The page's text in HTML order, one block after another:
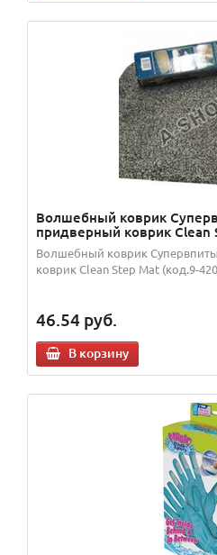
Волшебный коврик
придверный коврик Clean
Волшебный коврик
коврик Clean Step Mat (код.9-
46.54 руб.
В корзину